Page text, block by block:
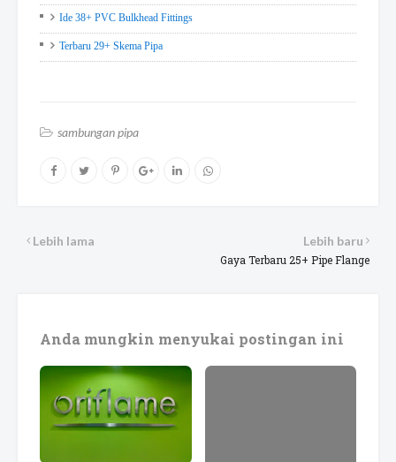
Ide 38+ PVC Bulkhead Fittings
Terbaru 29+ Skema Pipa
sambungan pipa
Lebih baru
Gaya Terbaru 25+ Pipe Flange
Lebih lama
Anda mungkin menyukai postingan ini